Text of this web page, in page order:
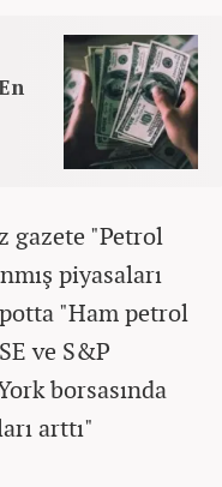
gazete "Petrol
piyasaları
"Ham petrol
ve S&P
borsasında
arttı"